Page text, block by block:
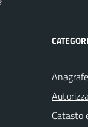
Catasto